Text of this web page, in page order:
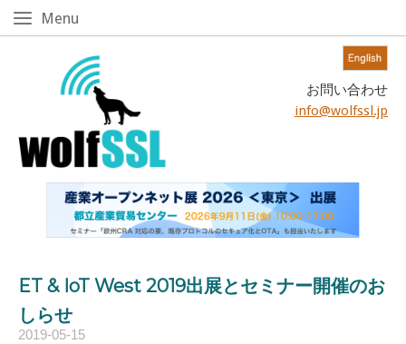
Skip
お問い合わせ
info@wolfssl.jp
Menu
ET & IoT West 2019出展とセミナー開催のお
しらせ
2019-05-15